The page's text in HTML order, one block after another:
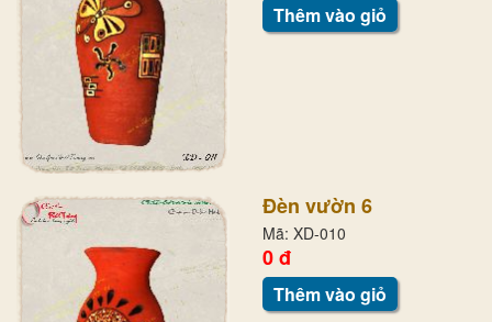
Thêm vào giỏ
Đèn vườn 6
Mã: XD-010
0 đ
Thêm vào giỏ